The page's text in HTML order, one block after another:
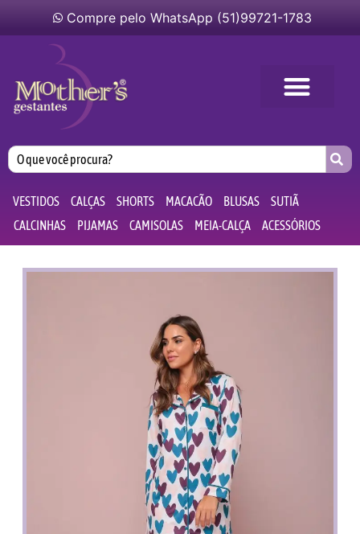
Compre pelo WhatsApp (51)99721-1783
VESTIDOS CALÇAS SHORTS MACACÃO BLUSAS
SUTIÃ
CALCINHAS
PIJAMAS CAMISOLAS MEIA-CALÇA ACESSÓRIOS